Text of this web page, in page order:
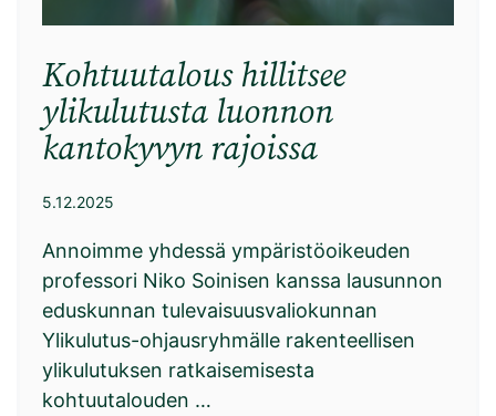
Kohtuutalous hillitsee
ylikulutusta luonnon
kantokyvyn rajoissa
5.12.2025
Annoimme yhdessä ympäristöoikeuden
professori Niko Soinisen kanssa lausunnon
eduskunnan tulevaisuusvaliokunnan
Ylikulutus-ohjausryhmälle rakenteellisen
ylikulutuksen ratkaisemisesta
kohtuutalouden …